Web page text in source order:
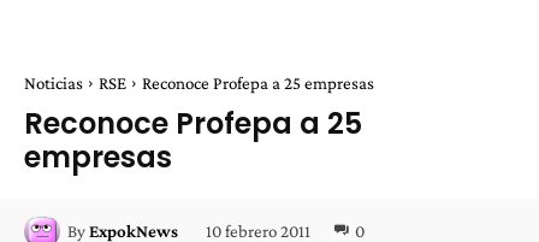
Noticias RSE Reconoce Profepa a 25 empresas
Reconoce Profepa a 25
empresas
ByExpokNews 10 febrero 2011 0